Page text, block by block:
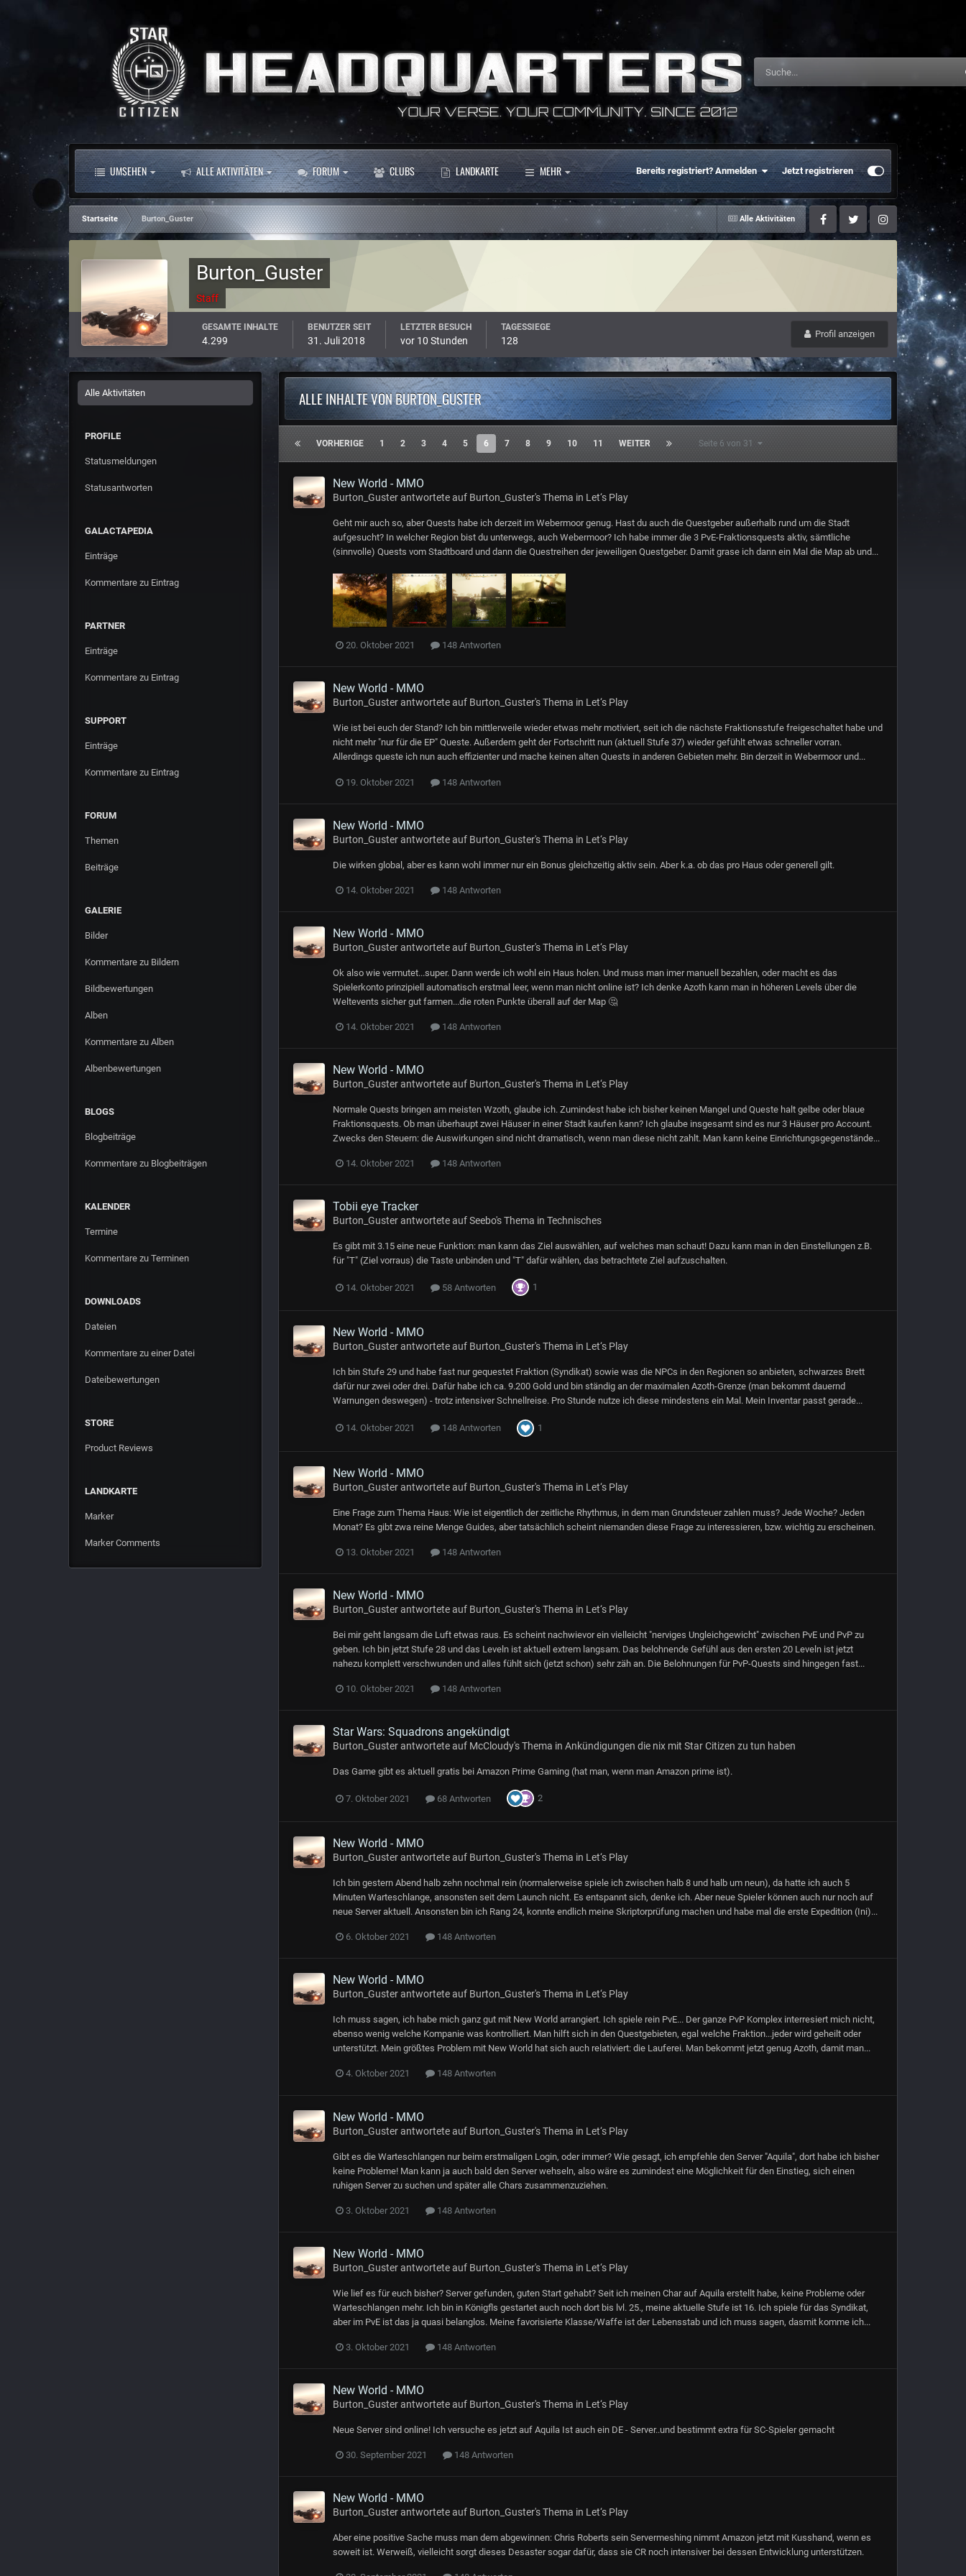
UMSEHEN ALLE AKTIVITÄTEN FORUM CLUBS LANDKARTE MEHR Bereits registriert? Anmelden Jetzt registrieren
Alle Aktivitäten
Startseite
Burton_Guster
FacebookTwitter Instagram
Burton_Guster
Staff
Profil anzeigen
GESAMTE INHALTE
4.299
BENUTZER SEIT
31. Juli 2018
LETZTER BESUCH
vor 10 Stunden
TAGESSIEGE
128
Alle Aktivitäten
PROFILE
Statusmeldungen
Statusantworten
GALACTAPEDIA
Einträge
Kommentare zu Eintrag
PARTNER
Einträge
Kommentare zu Eintrag
SUPPORT
Einträge
Kommentare zu Eintrag
FORUM
Themen
Beiträge
GALERIE
Bilder
Kommentare zu Bildern
Bildbewertungen
Alben
Kommentare zu Alben
Albenbewertungen
BLOGS
Blogbeiträge
Kommentare zu Blogbeiträgen
KALENDER
Termine
Kommentare zu Terminen
DOWNLOADS
Dateien
Kommentare zu einer Datei
Dateibewertungen
STORE
Product Reviews
LANDKARTE
Marker
Marker Comments
ALLE INHALTE VON BURTON_GUSTER
VORHERIGE 1 2 3 4 5 6 7 8 9 10 11 WEITER Seite 6 von 31
New World - MMO
Burton_Gusterantwortete auf Burton_Guster's Thema in Let‘s Play
Geht mir auch so, aber Quests habe ich derzeit im Webermoor genug. Hast du auch die Questgeber außerhalb rund um die Stadt
aufgesucht? In welcher Region bist du unterwegs, auch Webermoor? Ich habe immer die 3 PvE-Fraktionsquests aktiv, sämtliche
(sinnvolle) Quests vom Stadtboard und dann die Questreihen der jeweiligen Questgeber. Damit grase ich dann ein Mal die Map ab und...
20. Oktober 2021 148 Antworten
New World - MMO
Burton_Gusterantwortete auf Burton_Guster's Thema in Let‘s Play
Wie ist bei euch der Stand? Ich bin mittlerweile wieder etwas mehr motiviert, seit ich die nächste Fraktionsstufe freigeschaltet habe und
nicht mehr "nur für die EP" Queste. Außerdem geht der Fortschritt nun (aktuell Stufe 37) wieder gefühlt etwas schneller vorran.
Allerdings queste ich nun auch effizienter und mache keinen alten Quests in anderen Gebieten mehr. Bin derzeit in Webermoor und...
19. Oktober 2021 148 Antworten
New World - MMO
Burton_Gusterantwortete auf Burton_Guster's Thema in Let‘s Play
Die wirken global, aber es kann wohl immer nur ein Bonus gleichzeitig aktiv sein. Aber k.a. ob das pro Haus oder generell gilt.
14. Oktober 2021 148 Antworten
New World - MMO
Burton_Gusterantwortete auf Burton_Guster's Thema in Let‘s Play
Ok also wie vermutet...super. Dann werde ich wohl ein Haus holen. Und muss man imer manuell bezahlen, oder macht es das
Spielerkonto prinzipiell automatisch erstmal leer, wenn man nicht online ist? Ich denke Azoth kann man in höheren Levels über die
Weltevents sicher gut farmen...die roten Punkte überall auf der Map 🤔
14. Oktober 2021 148 Antworten
New World - MMO
Burton_Gusterantwortete auf Burton_Guster's Thema in Let‘s Play
Normale Quests bringen am meisten Wzoth, glaube ich. Zumindest habe ich bisher keinen Mangel und Queste halt gelbe oder blaue
Fraktionsquests. Ob man überhaupt zwei Häuser in einer Stadt kaufen kann? Ich glaube insgesamt sind es nur 3 Häuser pro Account.
Zwecks den Steuern: die Auswirkungen sind nicht dramatisch, wenn man diese nicht zahlt. Man kann keine Einrichtungsgegenstände...
14. Oktober 2021 148 Antworten
Tobii eye Tracker
Burton_Gusterantwortete aufSeebo's Thema in Technisches
Es gibt mit 3.15 eine neue Funktion: man kann das Ziel auswählen, auf welches man schaut! Dazu kann man in den Einstellungen z.B.
für "T" (Ziel vorraus) die Taste unbinden und "T" dafür wählen, das betrachtete Ziel aufzuschalten.
14. Oktober 2021 58 Antworten 1
New World - MMO
Burton_Gusterantwortete auf Burton_Guster's Thema in Let‘s Play
Ich bin Stufe 29 und habe fast nur gequestet Fraktion (Syndikat) sowie was die NPCs in den Regionen so anbieten, schwarzes Brett
dafür nur zwei oder drei. Dafür habe ich ca. 9.200 Gold und bin ständig an der maximalen Azoth-Grenze (man bekommt dauernd
Warnungen deswegen) - trotz intensiver Schnellreise. Pro Stunde nutze ich diese mindestens ein Mal. Mein Inventar passt gerade...
14. Oktober 2021 148 Antworten 1
New World - MMO
Burton_Gusterantwortete auf Burton_Guster's Thema in Let‘s Play
Eine Frage zum Thema Haus: Wie ist eigentlich der zeitliche Rhythmus, in dem man Grundsteuer zahlen muss? Jede Woche? Jeden
Monat? Es gibt zwa reine Menge Guides, aber tatsächlich scheint niemanden diese Frage zu interessieren, bzw. wichtig zu erscheinen.
13. Oktober 2021 148 Antworten
New World - MMO
Burton_Gusterantwortete auf Burton_Guster's Thema in Let‘s Play
Bei mir geht langsam die Luft etwas raus. Es scheint nachwievor ein vielleicht "nerviges Ungleichgewicht" zwischen PvE und PvP zu
geben. Ich bin jetzt Stufe 28 und das Leveln ist aktuell extrem langsam. Das belohnende Gefühl aus den ersten 20 Leveln ist jetzt
nahezu komplett verschwunden und alles fühlt sich (jetzt schon) sehr zäh an. Die Belohnungen für PvP-Quests sind hingegen fast...
10. Oktober 2021 148 Antworten
Star Wars: Squadrons angekündigt
Burton_Gusterantwortete auf McCloudy's Thema in Ankündigungen die nix mit Star Citizen zu tun haben
Das Game gibt es aktuell gratis bei Amazon Prime Gaming (hat man, wenn man Amazon prime ist).
7. Oktober 2021 68 Antworten 2
New World - MMO
Burton_Gusterantwortete auf Burton_Guster's Thema in Let‘s Play
Ich bin gestern Abend halb zehn nochmal rein (normalerweise spiele ich zwischen halb 8 und halb um neun), da hatte ich auch 5
Minuten Warteschlange, ansonsten seit dem Launch nicht. Es entspannt sich, denke ich. Aber neue Spieler können auch nur noch auf
neue Server aktuell. Ansonsten bin ich Rang 24, konnte endlich meine Skriptorprüfung machen und habe mal die erste Expedition (Ini)...
6. Oktober 2021 148 Antworten
New World - MMO
Burton_Gusterantwortete auf Burton_Guster's Thema in Let‘s Play
Ich muss sagen, ich habe mich ganz gut mit New World arrangiert. Ich spiele rein PvE... Der ganze PvP Komplex interresiert mich nicht,
ebenso wenig welche Kompanie was kontrolliert. Man hilft sich in den Questgebieten, egal welche Fraktion...jeder wird geheilt oder
unterstützt. Mein größtes Problem mit New World hat sich auch relativiert: die Lauferei. Man bekommt jetzt genug Azoth, damit man...
4. Oktober 2021 148 Antworten
New World - MMO
Burton_Gusterantwortete auf Burton_Guster's Thema in Let‘s Play
Gibt es die Warteschlangen nur beim erstmaligen Login, oder immer? Wie gesagt, ich empfehle den Server "Aquila", dort habe ich bisher
keine Probleme! Man kann ja auch bald den Server wehseln, also wäre es zumindest eine Möglichkeit für den Einstieg, sich einen
ruhigen Server zu suchen und später alle Chars zusammenzuziehen.
3. Oktober 2021 148 Antworten
New World - MMO
Burton_Gusterantwortete auf Burton_Guster's Thema in Let‘s Play
Wie lief es für euch bisher? Server gefunden, guten Start gehabt? Seit ich meinen Char auf Aquila erstellt habe, keine Probleme oder
Warteschlangen mehr. Ich bin in Königfls gestartet auch noch dort bis lvl. 25., meine aktuelle Stufe ist 16. Ich spiele für das Syndikat,
aber im PvE ist das ja quasi belanglos. Meine favorisierte Klasse/Waffe ist der Lebensstab und ich muss sagen, dasmit komme ich...
3. Oktober 2021 148 Antworten
New World - MMO
Burton_Gusterantwortete auf Burton_Guster's Thema in Let‘s Play
Neue Server sind online! Ich versuche es jetzt auf Aquila Ist auch ein DE - Server..und bestimmt extra für SC-Spieler gemacht
30. September 2021 148 Antworten
New World - MMO
Burton_Gusterantwortete auf Burton_Guster's Thema in Let‘s Play
Aber eine positive Sache muss man dem abgewinnen: Chris Roberts sein Servermeshing nimmt Amazon jetzt mit Kusshand, wenn es
soweit ist. Werweiß, vielleicht sorgt dieses Desaster sogar dafür, dass sie CR noch intensiver bei dessen Entwicklung unterstützen.